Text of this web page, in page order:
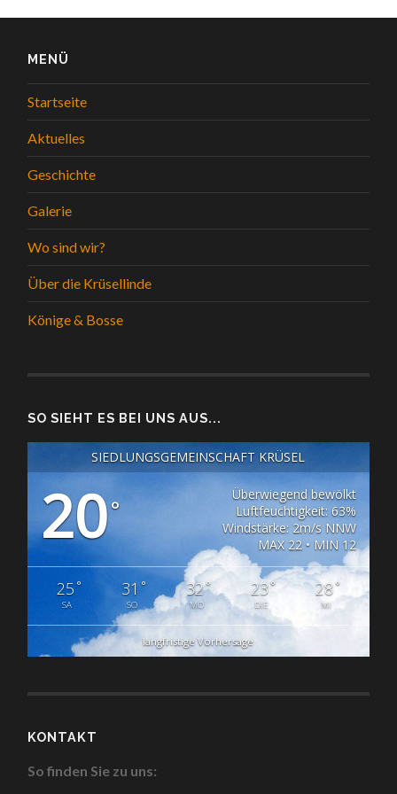
MENÜ
Startseite
Aktuelles
Geschichte
Galerie
Wo sind wir?
Über die Krüsellinde
Könige & Bosse
SO SIEHT ES BEI UNS AUS...
SIEDLUNGSGEMEINSCHAFT KRÜSEL
20°
Überwiegend bewölkt
Luftfeuchtigkeit: 63%
Windstärke: 2m/s NNW
MAX 22 • MIN 12
25°
SA
31 °
SO
32°
MO
23°
DIE
28°
MI
langfristige Vorhersage
KONTAKT
So finden Sie zu uns: